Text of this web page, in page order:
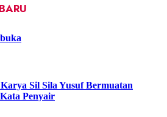
Sil Sila Yusuf Bermuatan
Penyair